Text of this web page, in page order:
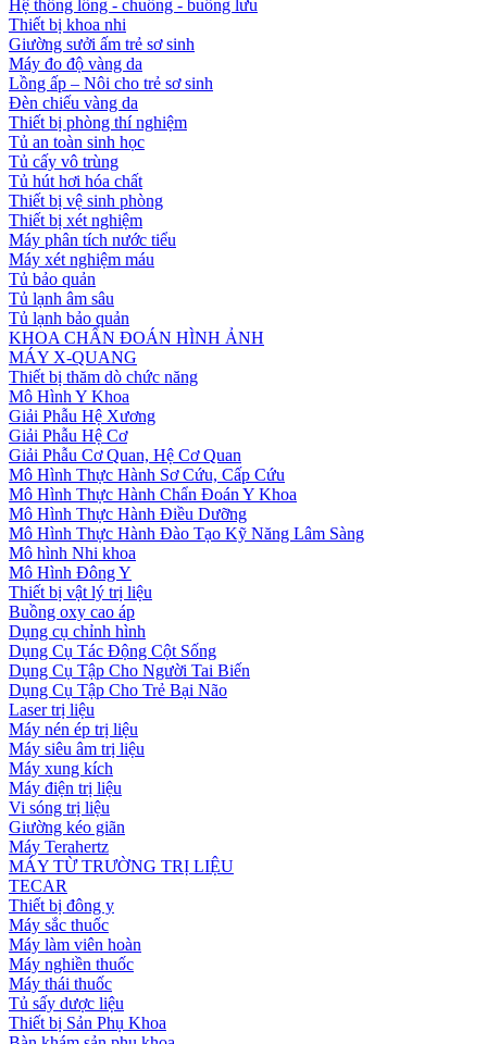
Hệ thống lồng - chuồng - buồng lưu
Thiết bị khoa nhi
Giường sưởi ấm trẻ sơ sinh
Máy đo độ vàng da
Lồng ấp – Nôi cho trẻ sơ sinh
Đèn chiếu vàng da
Thiết bị phòng thí nghiệm
Tủ an toàn sinh học
Tủ cấy vô trùng
Tủ hút hơi hóa chất
Thiết bị vệ sinh phòng
Thiết bị xét nghiệm
Máy phân tích nước tiểu
Máy xét nghiệm máu
Tủ bảo quản
Tủ lạnh âm sâu
Tủ lạnh bảo quản
KHOA CHẨN ĐOÁN HÌNH ẢNH
MÁY X-QUANG
Thiết bị thăm dò chức năng
Mô Hình Y Khoa
Giải Phẫu Hệ Xương
Giải Phẫu Hệ Cơ
Giải Phẫu Cơ Quan, Hệ Cơ Quan
Mô Hình Thực Hành Sơ Cứu, Cấp Cứu
Mô Hình Thực Hành Chẩn Đoán Y Khoa
Mô Hình Thực Hành Điều Dưỡng
Mô Hình Thực Hành Đào Tạo Kỹ Năng Lâm Sàng
Mô hình Nhi khoa
Mô Hình Đông Y
Thiết bị vật lý trị liệu
Buồng oxy cao áp
Dụng cụ chỉnh hình
Dụng Cụ Tác Động Cột Sống
Dụng Cụ Tập Cho Người Tai Biến
Dụng Cụ Tập Cho Trẻ Bại Não
Laser trị liệu
Máy nén ép trị liệu
Máy siêu âm trị liệu
Máy xung kích
Máy điện trị liệu
Vi sóng trị liệu
Giường kéo giãn
Máy Terahertz
MÁY TỪ TRƯỜNG TRỊ LIỆU
TECAR
Thiết bị đông y
Máy sắc thuốc
Máy làm viên hoàn
Máy nghiền thuốc
Máy thái thuốc
Tủ sấy dược liệu
Thiết bị Sản Phụ Khoa